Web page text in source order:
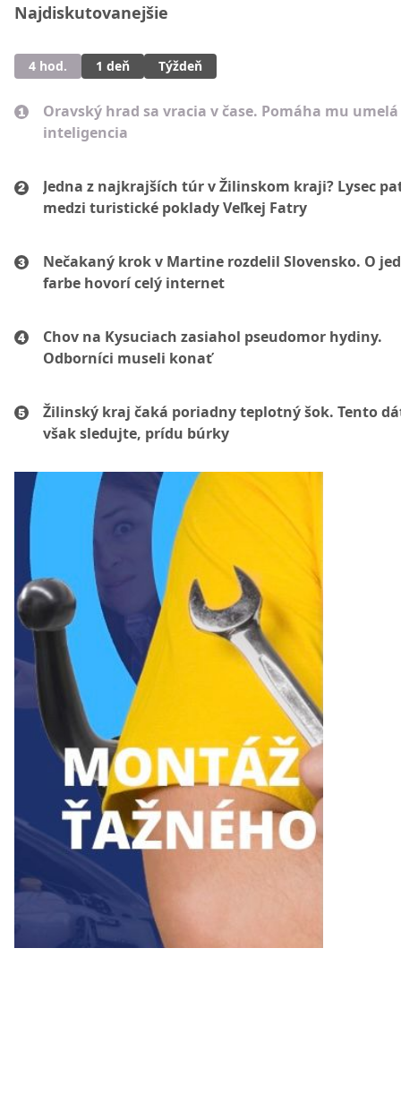
Najdiskutovanejšie
4 hod. 1 deň Týždeň
Oravský hrad sa vracia v čase. Pomáha mu umelá
inteligencia
Jedna z najkrajších túr v Žilinskom kraji? Lysec
medzi turistické poklady Veľkej Fatry
Nečakaný krok v Martine rozdelil Slovensko. O
farbe hovorí celý internet
Chov na Kysuciach zasiahol pseudomor hydiny.
Odborníci museli konať
Žilinský kraj čaká poriadny teplotný šok. Tento
však sledujte, prídu búrky